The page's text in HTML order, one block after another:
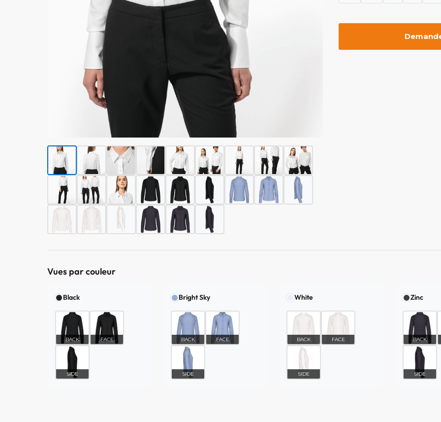
Vues par couleur
Black
BACK FACE
SIDE
Bright Sky
BACK FACE
SIDE
White
BACK FACE
SIDE
Zinc
BACK
SIDE